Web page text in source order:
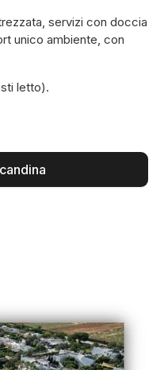
servizi con doccia
unico ambiente, con
letto).